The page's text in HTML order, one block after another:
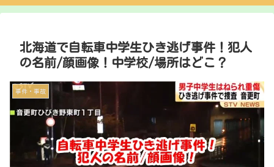
北海道で自転車中学生ひき逃げ事件！犯人
の名前/顔画像！中学校/場所はどこ？
事件・事故